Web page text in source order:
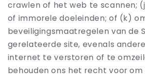
crawlen of het web te scannen;
of immorele doeleinden; of (k)
beveiligingsmaatregelen van de
gerelateerde site, evenals
internet te verstoren of te
behouden ons het recht voor om